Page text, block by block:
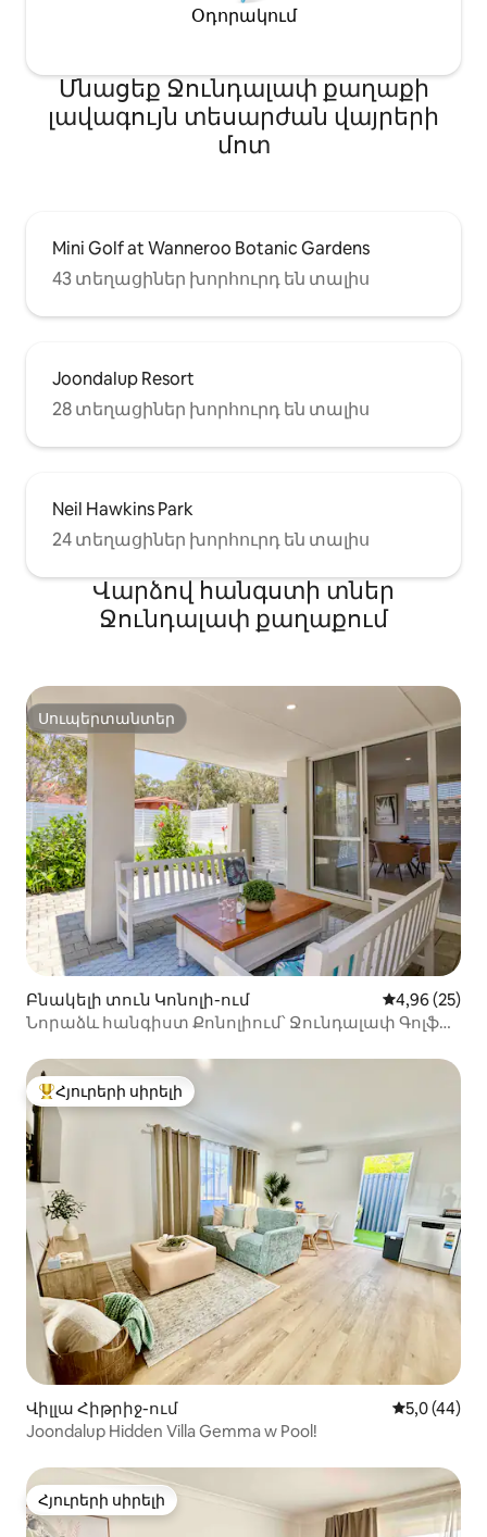
Օդորակում
Մնացեք Ջունդալափ քաղաքի
լավագույն տեսարժան վայրերի
մոտ
Mini Golf at Wanneroo Botanic Gardens
43 տեղացիներ խորհուրդ են տալիս
Joondalup Resort
28 տեղացիներ խորհուրդ են տալիս
Neil Hawkins Park
24 տեղացիներ խորհուրդ են տալիս
Վարձով հանգստի տներ
Ջունդալափ քաղաքում
Սուպերտանտեր
Սուպերտանտեր
Բնակելի տուն Կոնոլի-ում Միջին
4,96 (25)
Նորաձև հանգիստ Քոնոլիում՝ Ջունդալափ Գոլֆի
Հյուրերի սիրելի լավագույն տները
Հյուրերի սիրելի
Վիլլա Հիթրիջ-ում Միջին
5,0 (44)
Joondalup Hidden Villa Gemma w Pool!
Հյուրերի սիրելի
Հյուրերի սիրելի